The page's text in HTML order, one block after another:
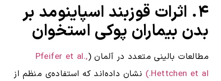
۴. اثرات قوزبند اسپاینومد بر
بدن بیماران پوکی استخوان
مطالعات بالینی متعدد در آلمان (Pfeifer et al.,
Hettchen et al.)
نشان داده‌اند که استفاده‌ی منظم از